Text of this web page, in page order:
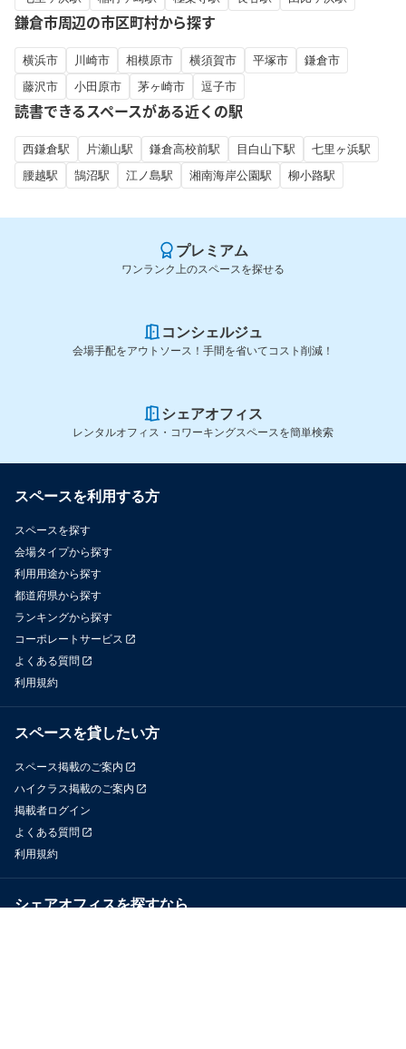
鎌倉市周辺の市区町村から探す
横浜市 川崎市 相模原市 横須賀市 平塚市
鎌倉市
藤沢市
小田原市 茅ヶ崎市 逗子市
読書できるスペースがある近くの駅
西鎌倉駅 片瀬山駅 鎌倉高校前駅 目白山下駅
七里ヶ浜駅
腰越駅
鵠沼駅 江ノ島駅 湘南海岸公園駅 柳小路駅
プレミアム
ワンランク上のスペースを探せる
コンシェルジュ
会場手配をアウトソース！手間を省いてコスト削減！
シェアオフィス
レンタルオフィス・コワーキングスペースを簡単検索
スペースを利用する方
スペースを探す
会場タイプから探す
利用用途から探す
都道府県から探す
ランキングから探す
コーポレートサービス
よくある質問
利用規約
スペースを貸したい方
スペース掲載のご案内
ハイクラス掲載のご案内
掲載者ログイン
よくある質問
利用規約
シェアオフィスを探すなら